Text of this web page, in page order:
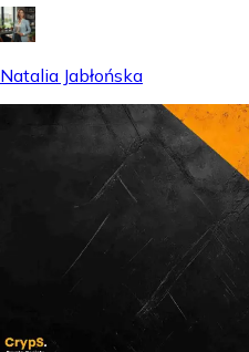
Natalia Jabłońska